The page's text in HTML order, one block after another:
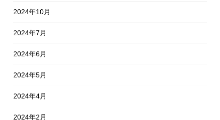
2024年10月
2024年7月
2024年6月
2024年5月
2024年4月
2024年2月